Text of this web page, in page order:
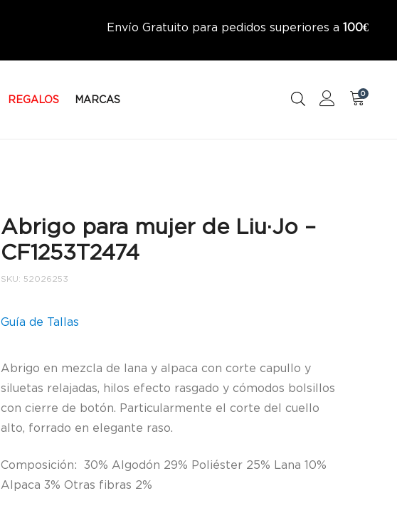
Envío Gratuito para pedidos superiores a 100€
REGALOS MARCAS
0
Abrigo para mujer de Liu·Jo –
CF1253T2474
SKU: 52026253
Guía de Tallas
Abrigo en mezcla de lana y alpaca con corte capullo y
siluetas relajadas, hilos efecto rasgado y cómodos bolsillos
con cierre de botón. Particularmente el corte del cuello
alto, forrado en elegante raso.
Composición: 30% Algodón 29% Poliéster 25% Lana 10%
Alpaca 3% Otras fibras 2%